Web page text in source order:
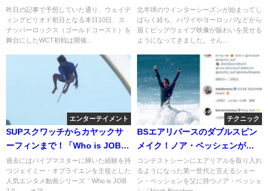
昨日の記事で予想していた通り、ウェイテ
ィングピリオド初日となる本日10日、ス
ナッパーロックス（ゴールドコースト）を
舞台にしたWCT初戦は開催...
北半球のウインターシーズンが始まってし
ばらく経ち、ハワイやヨーロッパなどから
届くビッグウェイブ映像が賑わいを見せる
ようになってきました。そん...
エンターテイメント
SUPスクワッチからカヤックサ
ーフィンまで！「Who is JOB
7.0」エピソード6
過去にはパイプマスターに輝いた経験を持
つジェイミー・オブライエンを主役とした
人気エンタメ動画シリーズ「Who is JOB
テクニック
BSエアリバースのダブルスピン
メイク！ノア・ベッシェンが世
界2人目
コンテストシーンにエアリアルを取り入れ
るようになった第一世代と言えるシェー
ン・ベッシェンを父に持つノア・ベッシェ